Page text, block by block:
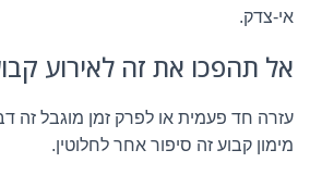
אי-צדק.
אל תהפכו את זה לאירוע
עזרה חד פעמית או לפרק זמן מוגבל זה
מימון קבוע זה סיפור אחר לחלוטין.